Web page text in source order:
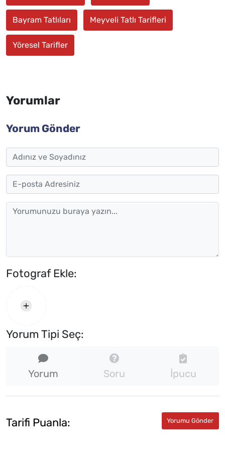
Bayram Tatlıları Meyveli Tatlı Tarifleri
Yöresel Tarifler
Yorumlar
Yorum Gönder
Fotograf Ekle:
Yorum Tipi Seç:
Yorum Soru İpucu
Tarifi Puanla: